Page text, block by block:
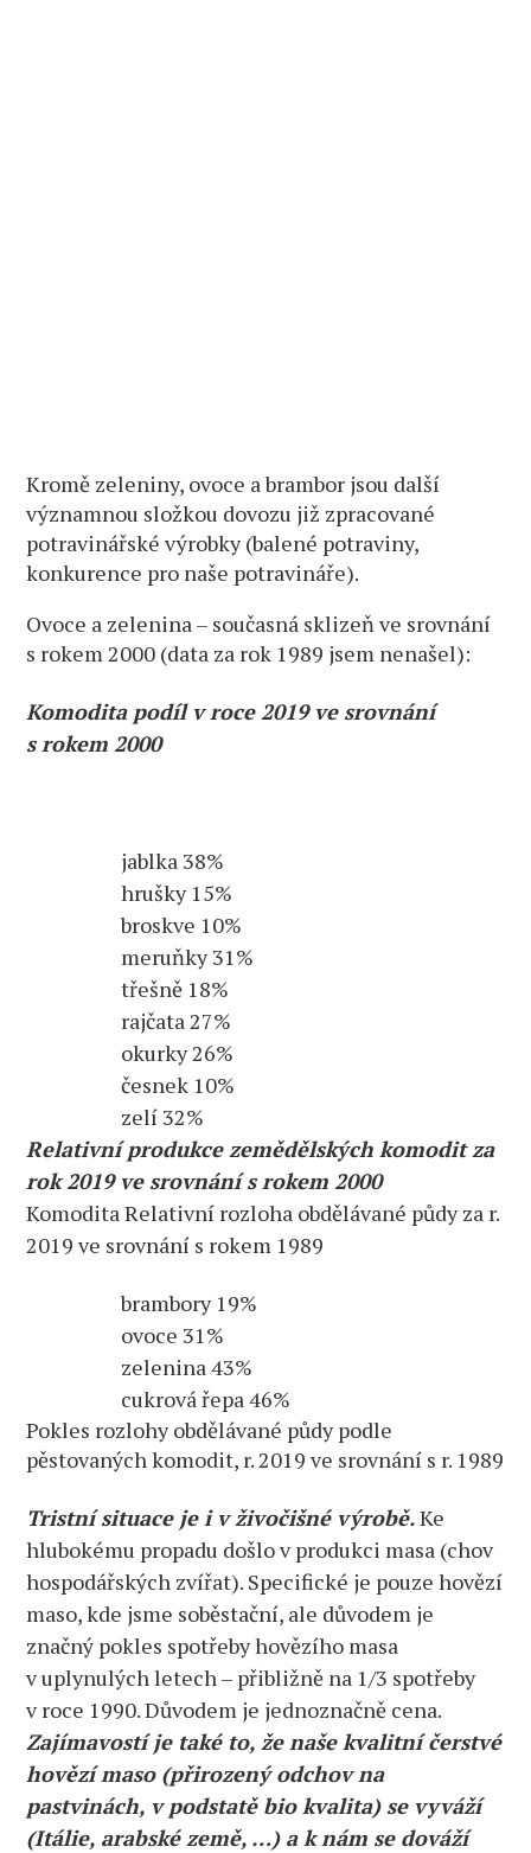
Kromě zeleniny, ovoce a brambor jsou další
významnou složkou dovozu již zpracované
potravinářské výrobky (balené potraviny,
konkurence pro naše potravináře).
Ovoce a zelenina – současná sklizeň ve srovnání
s rokem 2000 (data za rok 1989 jsem nenašel):
Komodita podíl v roce 2019 ve srovnání
s rokem 2000
jablka 38%
hrušky 15%
broskve 10%
meruňky 31%
třešně 18%
rajčata 27%
okurky 26%
česnek 10%
zelí 32%
Relativní produkce zemědělských komodit za
rok 2019 ve srovnání s rokem 2000
Komodita Relativní rozloha obdělávané půdy za r.
2019 ve srovnání s rokem 1989
brambory 19%
ovoce 31%
zelenina 43%
cukrová řepa 46%
Pokles rozlohy obdělávané půdy podle
pěstovaných komodit, r. 2019 ve srovnání s r. 1989
Tristní situace je i v živočišné výrobě.Ke
hlubokému propadu došlo v produkci masa (chov
hospodářských zvířat). Specifické je pouze hovězí
maso, kde jsme soběstační, ale důvodem je
značný pokles spotřeby hovězího masa
v uplynulých letech – přibližně na 1/3 spotřeby
v roce 1990. Důvodem je jednoznačně cena.
Zajímavostí je také to, že naše kvalitní čerstvé
hovězí maso (přirozený odchov na
pastvinách, v podstatě bio kvalita) se vyváží
(Itálie, arabské země, …) a k nám se dováží